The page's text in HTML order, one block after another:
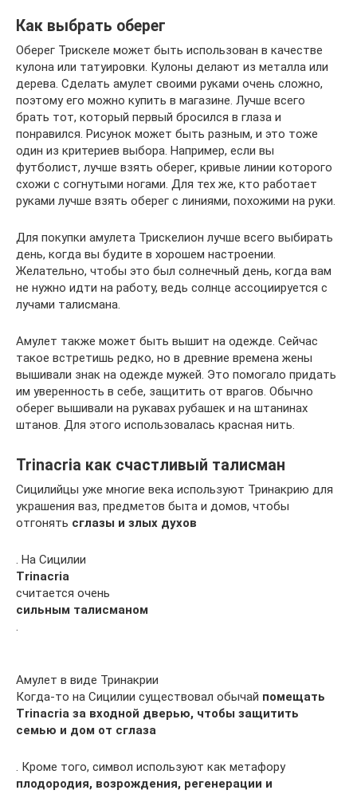
Как выбрать оберег
Оберег Трискеле может быть использован в качестве
кулона или татуировки. Кулоны делают из металла или
дерева. Сделать амулет своими руками очень сложно,
поэтому его можно купить в магазине. Лучше всего
брать тот, который первый бросился в глаза и
понравился. Рисунок может быть разным, и это тоже
один из критериев выбора. Например, если вы
футболист, лучше взять оберег, кривые линии которого
схожи с согнутыми ногами. Для тех же, кто работает
руками лучше взять оберег с линиями, похожими на руки.
Для покупки амулета Трискелион лучше всего выбирать
день, когда вы будите в хорошем настроении.
Желательно, чтобы это был солнечный день, когда вам
не нужно идти на работу, ведь солнце ассоциируется с
лучами талисмана.
Амулет также может быть вышит на одежде. Сейчас
такое встретишь редко, но в древние времена жены
вышивали знак на одежде мужей. Это помогало придать
им уверенность в себе, защитить от врагов. Обычно
оберег вышивали на рукавах рубашек и на штанинах
штанов. Для этого использовалась красная нить.
Trinacria как счастливый талисман
Сицилийцы уже многие века используют Тринакрию для
украшения ваз, предметов быта и домов, чтобы
отгонять сглазы и злых духов
. На Сицилии
Trinacria
считается очень
сильным талисманом
Амулет в виде Тринакрии
Когда-то на Сицилии существовал обычай помещать
Trinacria за входной дверью, чтобы защитить
семью и дом от сглаза
. Кроме того, символ используют как метафору
плодородия, возрождения, регенерации и